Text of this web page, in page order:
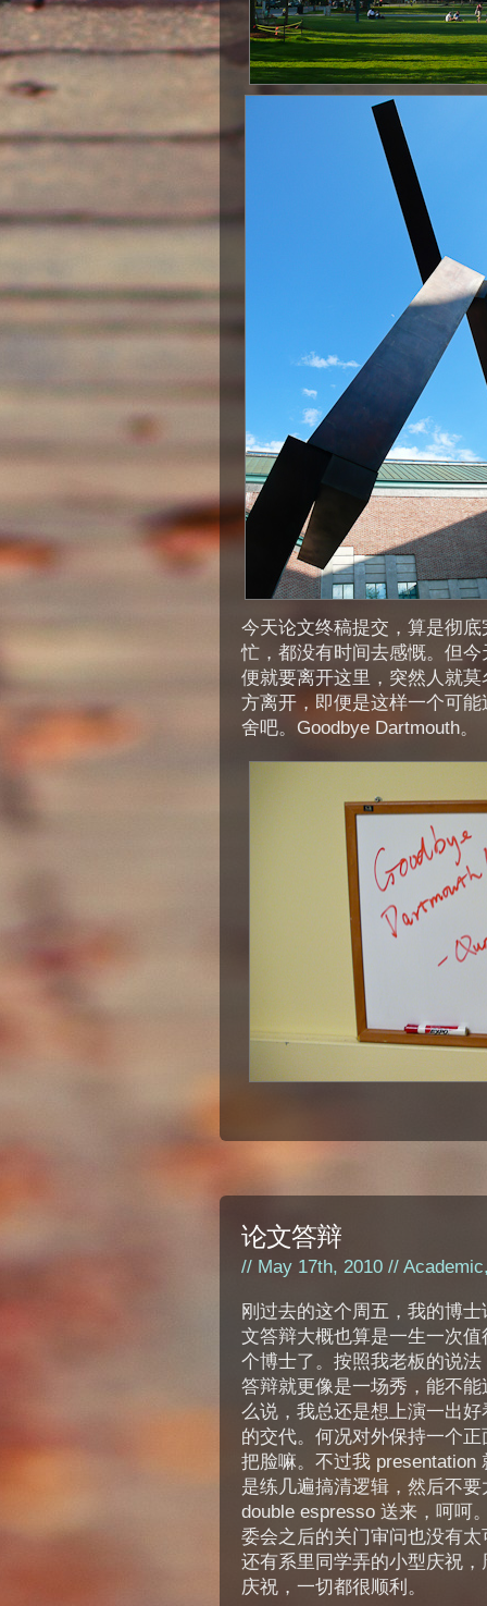
今天论文终稿提交，算是彻
忙，都没有时间去感慨。但
便就要离开这里，突然人就
方离开，即便是这样一个可
舍吧。Goodbye Dartmouth。
论文答辩
// May 17th, 2010 // Academic
刚过去的这个周五，我的博
文答辩大概也算是一生一次
个博士了。按照我老板的说
答辩就更像是一场秀，能不
么说，我总还是想上演一出
的交代。何况对外保持一个
把脸嘛。不过我 presentation
是练几遍搞清逻辑，然后不
double espresso 送来，呵呵
委会之后的关门审问也没有
还有系里同学弄的小型庆祝
庆祝，一切都很顺利。